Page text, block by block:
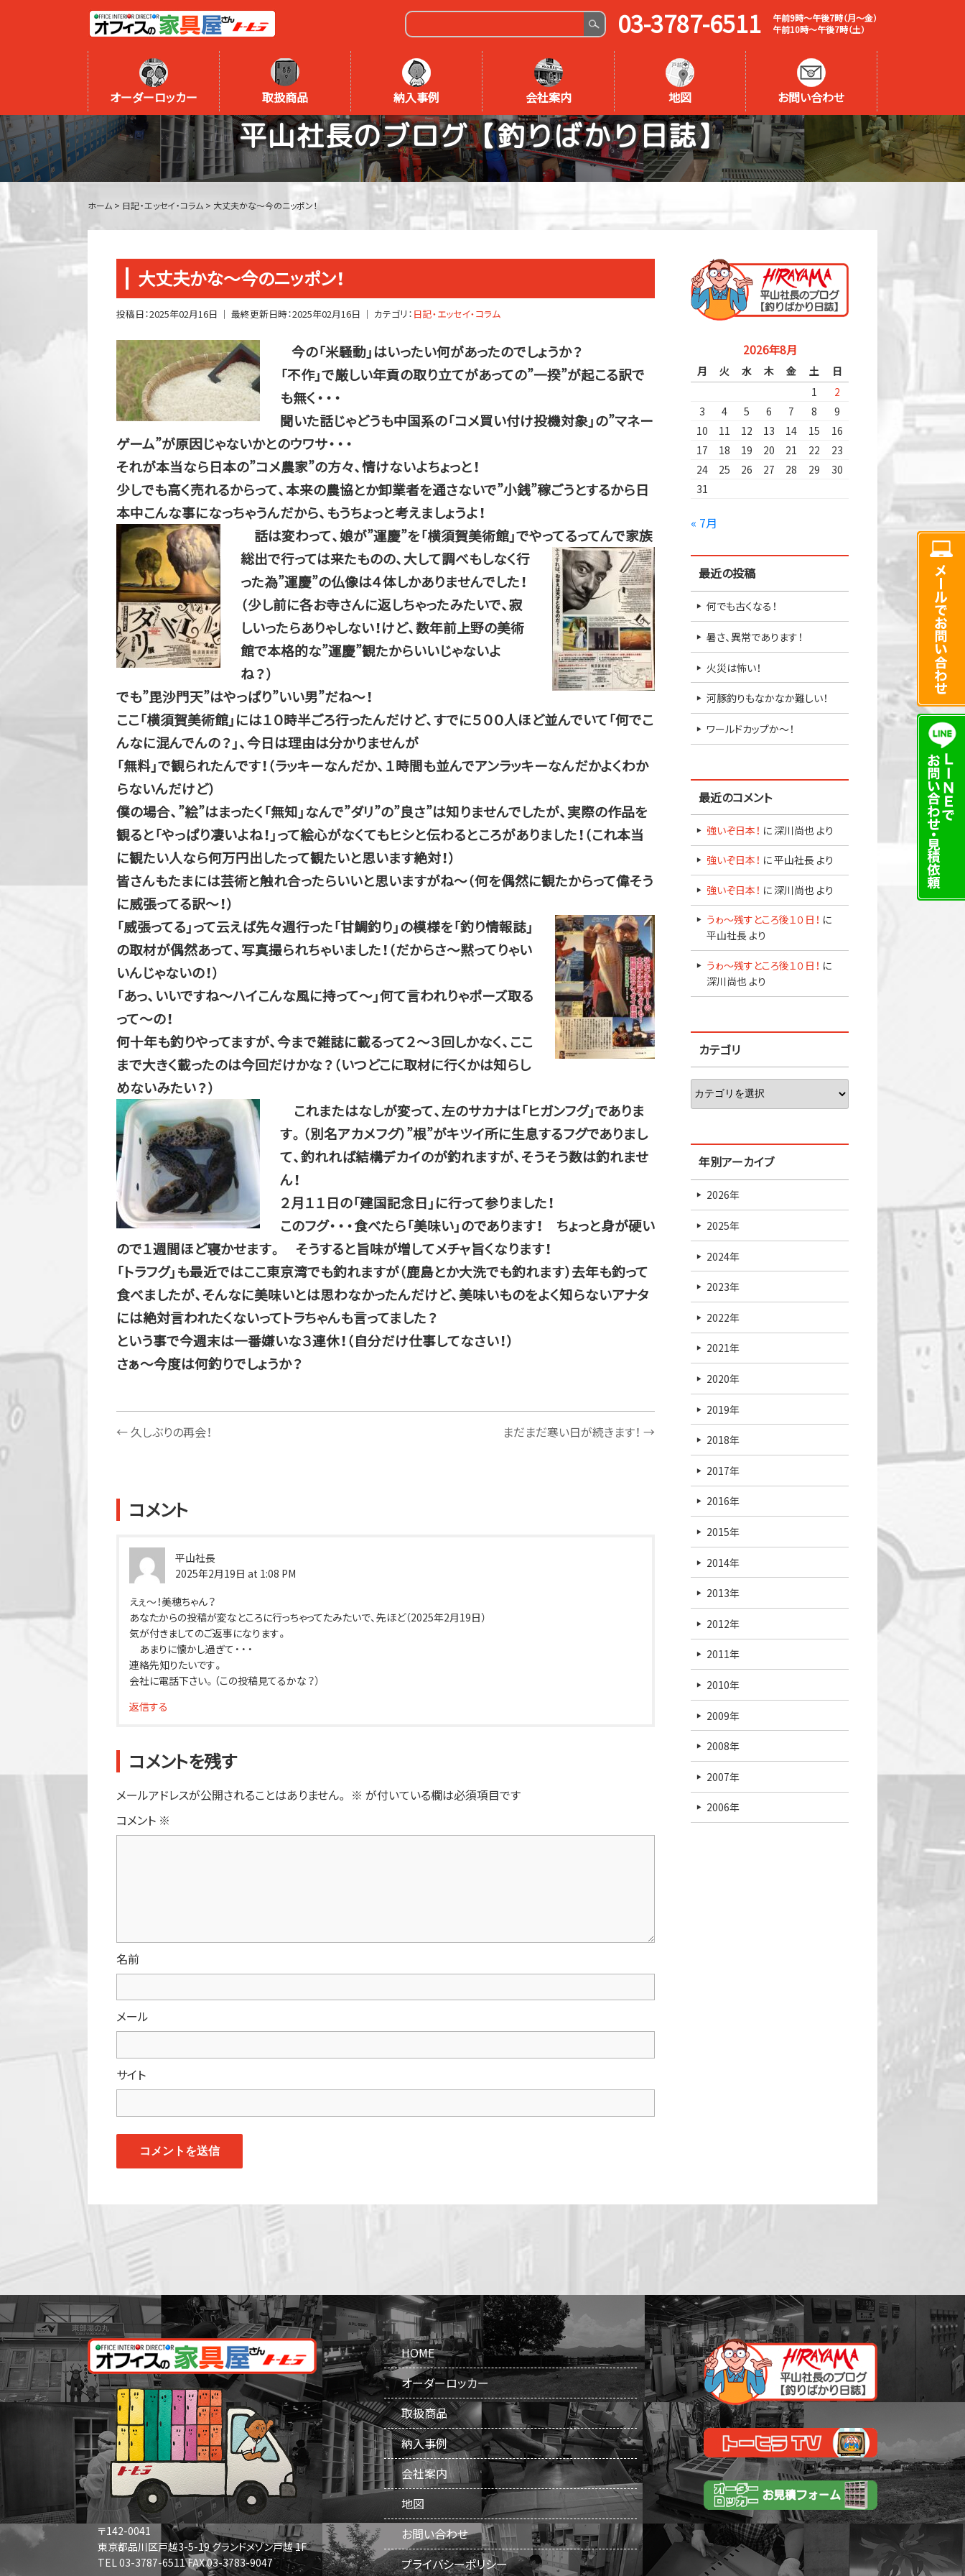
03-3787-6511
午前9時～午後7時（月～金）
午前10時～午後7時（土）
オーダーロッカー 取扱商品 納入事例 会社案内 地図 お問い合わせ
平山社長のブログ【釣りばかり日誌】
ホーム > 日記・エッセイ・コラム > 大丈夫かな～今のニッポン！
大丈夫かな～今のニッポン！
投稿日：2025年02月16日 ｜ 最終更新日時：2025年02月16日 ｜ カテゴリ： 日記・エッセイ・コラム
今の「米騒動」はいったい何があったのでしょうか？
「不作」で厳しい年貢の取り立てがあっての”一揆”が起こる訳で
も無く・・・
聞いた話じゃどうも中国系の「コメ買い付け投機対象」の”マネー
ゲーム”が原因じゃないかとのウワサ・・・
それが本当なら日本の”コメ農家”の方々、情けないよちょっと！
少しでも高く売れるからって、本来の農協とか卸業者を通さないで”小銭”稼ごうとするから日
本中こんな事になっちゃうんだから、もうちょっと考えましょうよ！
話は変わって、娘が”運慶”を「横須賀美術館」でやってるってんで家族
総出で行っては来たものの、大して調べもしなく行
った為”運慶”の仏像は４体しかありませんでした！
（少し前に各お寺さんに返しちゃったみたいで、寂
しいったらありゃしない！けど、数年前上野の美術
館で本格的な”運慶”観たからいいじゃないよ
ね？）
でも”毘沙門天”はやっぱり”いい男”だね～！
ここ「横須賀美術館」には１０時半ごろ行ったんだけど、すでに５００人ほど並んでいて「何でこ
んなに混んでんの？」、今日は理由は分かりませんが
「無料」で観られたんです！（ラッキーなんだか、１時間も並んでアンラッキーなんだかよくわか
らないんだけど）
僕の場合、”絵”はまったく「無知」なんで”ダリ”の”良さ”は知りませんでしたが、実際の作品を
観ると「やっぱり凄いよね！」って絵心がなくてもヒシと伝わるところがありました！（これ本当
に観たい人なら何万円出したって観たいと思います絶対！）
皆さんもたまには芸術と触れ合ったらいいと思いますがね～（何を偶然に観たからって偉そう
に威張ってる訳～！）
「威張ってる」って云えば先々週行った「甘鯛釣り」の模様を「釣り情報誌」
の取材が偶然あって、写真撮られちゃいました！（だからさ～黙ってりゃい
いんじゃないの！）
「あっ、いいですね～ハイこんな風に持って～」何て言われりゃポーズ取る
って～の！
何十年も釣りやってますが、今まで雑誌に載るって２～３回しかなく、ここ
まで大きく載ったのは今回だけかな？（いつどこに取材に行くかは知らし
めないみたい？）
これまたはなしが変って、左のサカナは「ヒガンフグ」でありま
す。（別名アカメフグ）”根”がキツイ所に生息するフグでありまし
て、釣れれば結構デカイのが釣れますが、そうそう数は釣れませ
ん！
２月１１日の「建国記念日」に行って参りました！
このフグ・・・食べたら「美味い」のであります！ ちょっと身が硬い
ので１週間ほど寝かせます。 そうすると旨味が増してメチャ旨くなります！
「トラフグ」も最近ではここ東京湾でも釣れますが（鹿島とか大洗でも釣れます）去年も釣って
食べましたが、そんなに美味いとは思わなかったんだけど、美味いものをよく知らないアナタ
には絶対言われたくないってトラちゃんも言ってました？
という事で今週末は一番嫌いな３連休！（自分だけ仕事してなさい！）
さぁ～今度は何釣りでしょうか？
←久しぶりの再会！ まだまだ寒い日が続きます！ →
コメント
平山社長
2025年2月19日 at 1:08 PM
えぇ～！美穂ちゃん？
あなたからの投稿が変なところに行っちゃってたみたいで、先ほど（2025年2月19日）
気が付きましてのご返事になります。
あまりに懐かし過ぎて・・・
連絡先知りたいです。
会社に電話下さい。（この投稿見てるかな？）
返信する
コメントを残す
メールアドレスが公開されることはありません。 ※ が付いている欄は必須項目です
コメント ※
名前
メール
サイト
2026年8月
月 火 水 木 金 土
日
1
2
3
4 5 6 7 8
9
10
11 12 13 14 15
16
17
18 19 20 21 22
23
24
25 26 27 28 29
30
31
« 7月
最近の投稿
何でも古くなる！
暑さ、異常であります！
火災は怖い！
河豚釣りもなかなか難しい！
ワールドカップか～！
最近のコメント
強いぞ日本！ に 深川尚也 より
強いぞ日本！ に平山社長 より
強いぞ日本！ に 深川尚也 より
うゎ～残すところ後１０日！ に
平山社長 より
うゎ～残すところ後１０日！ に
深川尚也 より
カテゴリ
年別アーカイブ
2026年
2025年
2024年
2023年
2022年
2021年
2020年
2019年
2018年
2017年
2016年
2015年
2014年
2013年
2012年
2011年
2010年
2009年
2008年
2007年
2006年
HOME
オーダーロッカー
取扱商品
納入事例
会社案内
地図
お問い合わせ
プライバシーポリシー
〒142-0041
東京都品川区戸越3-5-19 グランドメゾン戸越 1F
TEL 03-3787-6511 FAX 03-3783-9047